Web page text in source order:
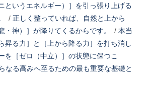
というエネルギー）］を引っ張り上げる
/ 正しく整っていれば、自然と上から
・神）］が降りてくるからです。
/ 本当
昇る力］と［上から降る力］を打ち消し
を［ゼロ（中立）］の状態に保つこ
なる高みへ至るための最も重要な基礎と